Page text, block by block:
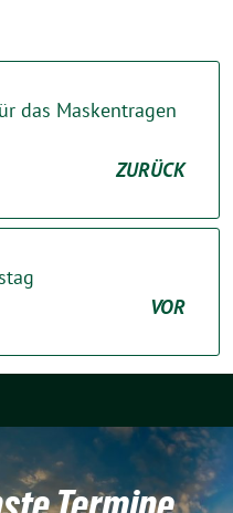
das Maskentragen
ZURÜCK
VOR